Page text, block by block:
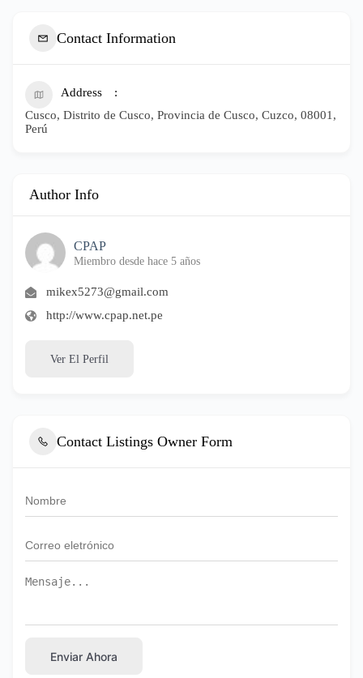
Contact Information
Address
Cusco, Distrito de Cusco, Provincia de Cusco, Cuzco, 08001,
Perú
Author Info
CPAP
Miembro desde hace 5 años
mikex5273@gmail.com
http://www.cpap.net.pe
Ver El Perfil
Contact Listings Owner Form
Enviar Ahora